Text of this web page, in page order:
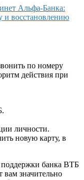
Альфа-Банка:
и восстановлению
по номеру
действия при
личности.
новую карту, в
поддержки банка ВТБ
значительно